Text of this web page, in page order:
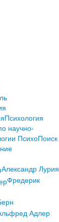
Психология
научно-
ПсихоПоиск
Александр Лурия
Фредерик
Адлер